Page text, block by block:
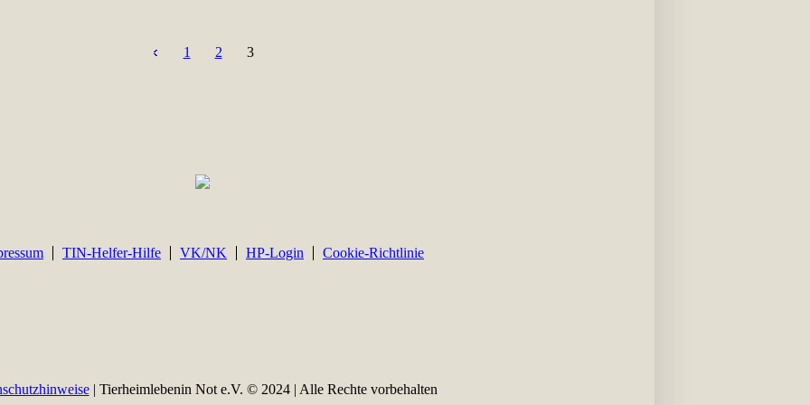
1 2 3
TIN-Helfer-Hilfe VK/NK HP-Login Cookie-Richtlinie
| Tierheimlebenin Not e.V. © 2024 | Alle Rechte vorbehalten